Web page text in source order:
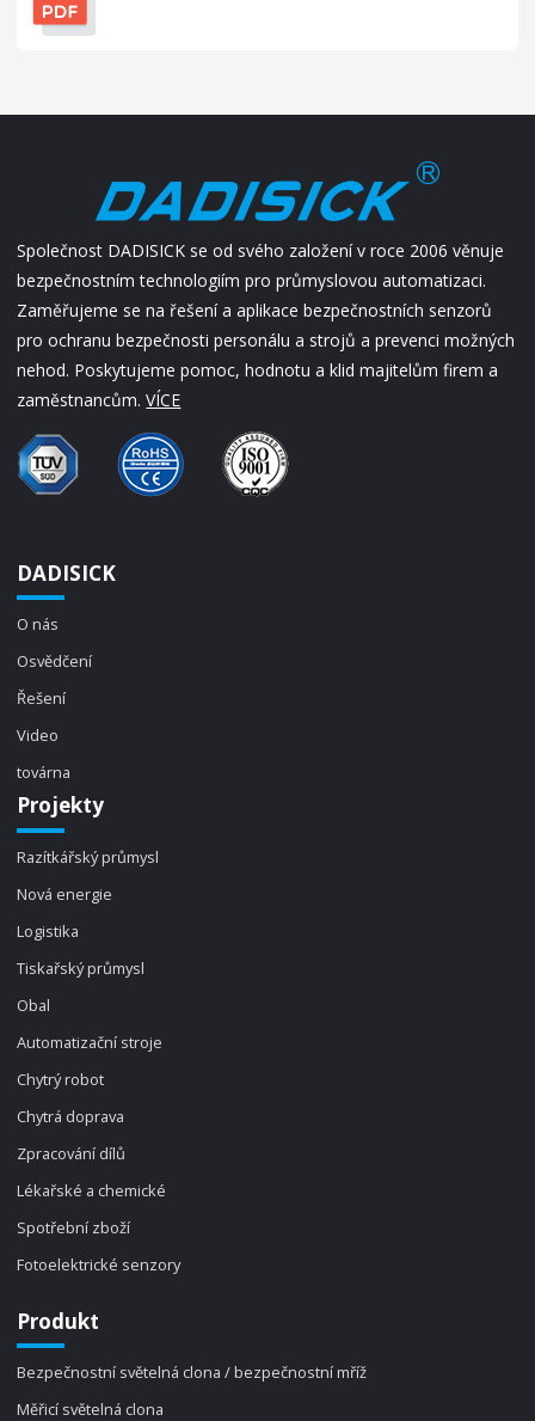
Společnost DADISICK se od svého založení v roce 2006 věnuje
bezpečnostním technologiím pro průmyslovou automatizaci.
Zaměřujeme se na řešení a aplikace bezpečnostních senzorů
pro ochranu bezpečnosti personálu a strojů a prevenci možných
nehod. Poskytujeme pomoc, hodnotu a klid majitelům firem a
zaměstnancům.VÍCE
DADISICK
O nás
Osvědčení
Řešení
Video
továrna
Projekty
Razítkářský průmysl
Nová energie
Logistika
Tiskařský průmysl
Obal
Automatizační stroje
Chytrý robot
Chytrá doprava
Zpracování dílů
Lékařské a chemické
Spotřební zboží
Fotoelektrické senzory
Produkt
Bezpečnostní světelná clona / bezpečnostní mříž
Měřicí světelná clona